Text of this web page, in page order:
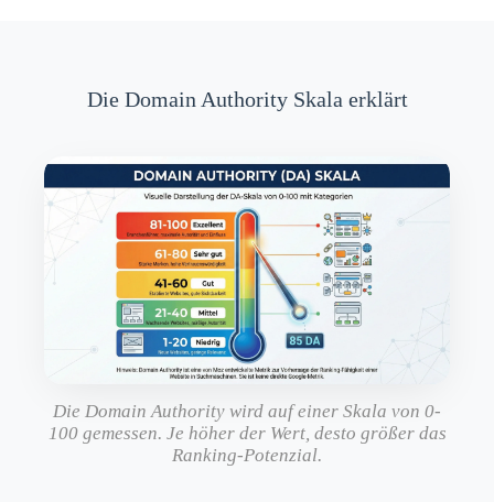
Die Domain Authority Skala erklärt
Die Domain Authority wird auf einer Skala von 0-
100 gemessen. Je höher der Wert, desto größer das
Ranking-Potenzial.